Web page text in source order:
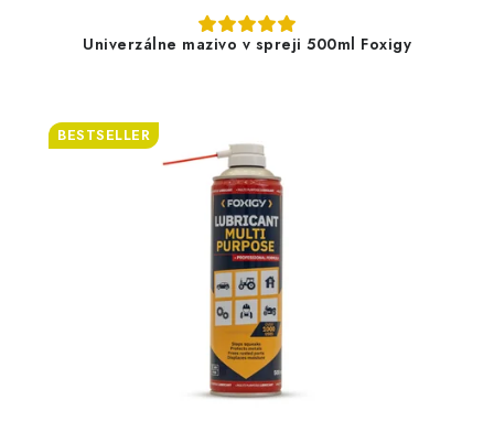
Univerzálne mazivo v spreji 500ml Foxigy
BESTSELLER